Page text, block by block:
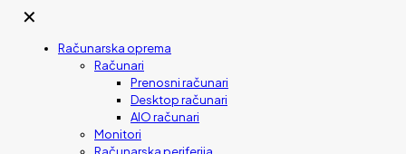
✕
Računarska oprema
Računari
Prenosni računari
Desktop računari
AIO računari
Monitori